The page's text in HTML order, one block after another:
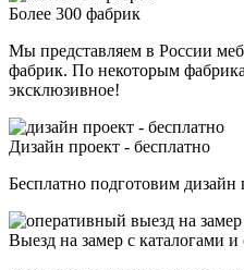
Более 300 фабрик
Мы представляем в России
фабрик. По некоторым
эксклюзивное!
Дизайн проект - бесплатно
Бесплатно подготовим
Выезд на замер с каталогами и